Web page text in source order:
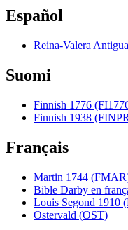
Español
Reina-Valera
Suomi
Finnish 1776
Finnish 1938
Français
Martin 1744
Bible Darby en
Louis Segond 1910
Ostervald (OST)